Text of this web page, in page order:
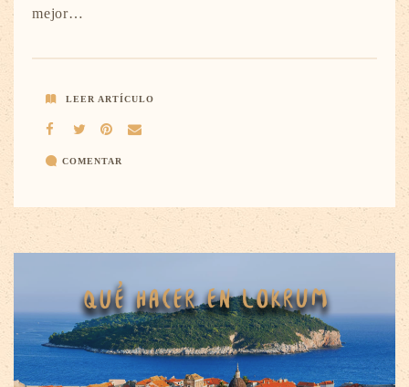
mejor…
LEER ARTÍCULO
COMENTAR